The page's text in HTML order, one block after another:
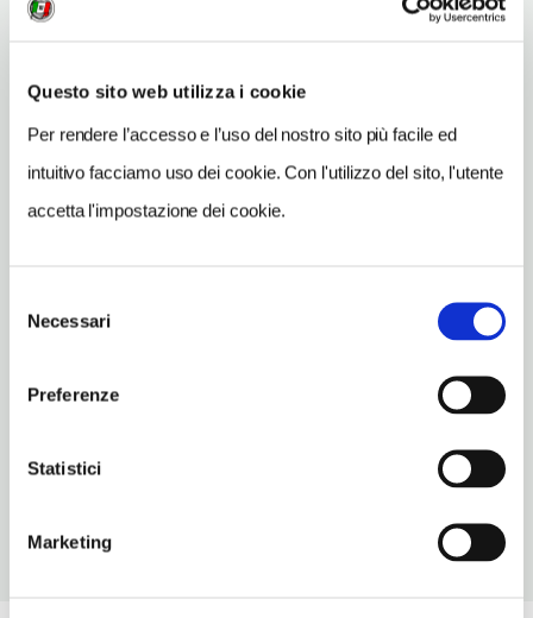
Questo sito web utilizza i cookie
Per rendere l’accesso e l’uso del nostro sito più facile ed
intuitivo facciamo uso dei cookie. Con l'utilizzo del sito, l'utente
accetta l'impostazione dei cookie.
delNecessari
Preferenze
Statistici
Marketing
piazza Castello - 12045
www.visitfossano.it
017260160-800210762
Apertura: lunedì a richiesta; martedì a richiesta; mercoledì 11-
15; giovedì 11-15; venerdì 11-15; sabato 11-15; domenica 11-15; i
Apertura/Chiusura annuale: sempre aperto
ingresso a pagamento